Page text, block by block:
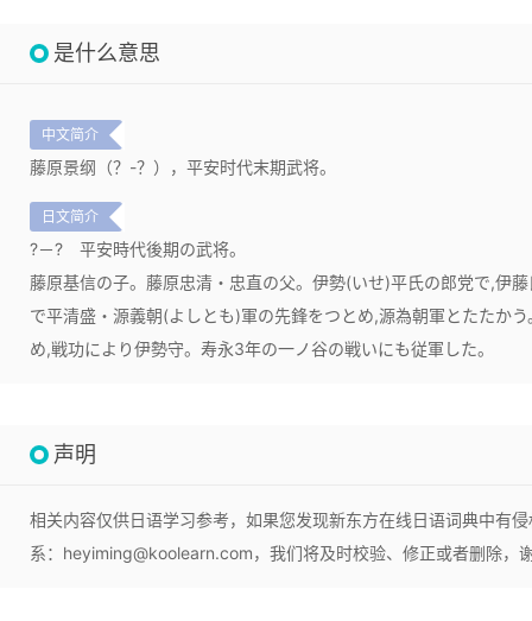
是什么意思
中文简介
藤原景纲（？-？），平安时代末期武将。
日文简介
?－? 平安時代後期の武将。
藤原基信の子。藤原忠清・忠直の父。伊勢(いせ)平氏の郎党で,伊
で平清盛・源義朝(よしとも)軍の先鋒をつとめ,源為朝軍とたたか
め,戦功により伊勢守。寿永3年の一ノ谷の戦いにも従軍した。
声明
相关内容仅供日语学习参考，如果您发现新东方在线日语词典中有
系：heyiming@koolearn.com，我们将及时校验、修正或者删除，